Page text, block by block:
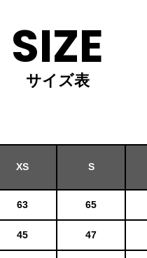
SIZE
サイズ表
XS S
63 65
45 47